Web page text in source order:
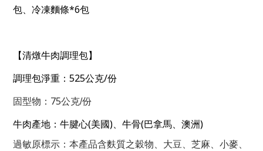
包、冷凍麵條*6包
【清燉牛肉調理包】
調理包淨重： 525公克/份
固型物： 75公克/份
牛肉產地：牛腱心(美國) 、牛骨(巴拿馬、澳洲)
過敏原標示：本產品含麩質之穀物、大豆、芝麻、小麥、